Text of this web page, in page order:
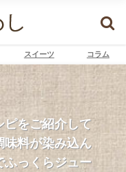
スイーツ コラム
ピをご紹介して
味料が染み込ん
ふっくらジュー